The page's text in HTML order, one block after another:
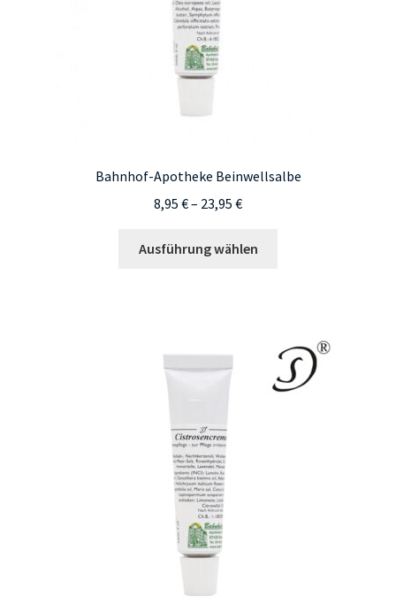
Bahnhof-Apotheke Beinwellsalbe
8,95 €– 23,95 €Preisspanne:
bis
Ausführung wählen
auf.
Die
Optionen